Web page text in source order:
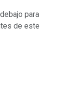
para
de este